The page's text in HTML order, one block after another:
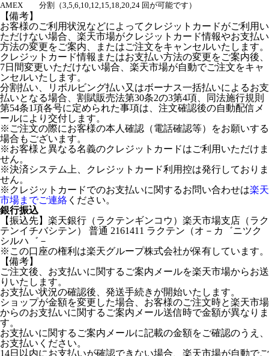
AMEX
分割（3,5,6,10,12,15,18,20,24 回が可能です）
【備考】
お客様のご利用状況などによってクレジットカードがご利用い
ただけない場合、楽天市場がクレジットカード情報やお支払い
方法の変更をご案内、またはご注文をキャンセルいたします。
クレジットカード情報またはお支払い方法の変更をご案内後、
7日間変更いただけない場合、楽天市場が自動でご注文をキャ
ンセルいたします。
分割払い、リボルビング払い又はボーナス一括払いによるお支
払いとなる場合、割賦販売法第30条2の3第4項、同法施行規則
第54条1項各号に定められた事項は、注文確認後の自動配信メ
ールにより交付します。
※ご注文の際にお客様の本人確認（電話確認等）をお願いする
場合もございます。
※お客様と異なる名義のクレジットカードはご利用いただけま
せん。
※決済システム上、クレジットカード利用控は発行しておりま
せん。
※クレジットカードでのお支払いに関するお問い合わせは楽天
市場までご連絡 ください。
銀行振込
【振込先】楽天銀行（ラクテンギンコウ）楽天市場支店（ラク
テンイチバシテン） 普通 2161411 ラクテン（オ－カ゛ニツク
シルハ゛－
※この口座の権利は楽天グループ株式会社が保有しています。
【備考】
ご注文後、お支払いに関するご案内メールを楽天市場からお送
りいたします。
お支払い状況の確認後、発送手続きが開始いたします。
ショップが金額を変更した場合、お客様のご注文時と楽天市場
からのお支払いに関するご案内メール送信時で金額が異なりま
す。
お支払いに関するご案内メールに記載の金額をご確認のうえ、
お支払いください。
14日以内にお支払いが確認できない場合、楽天市場が自動でご